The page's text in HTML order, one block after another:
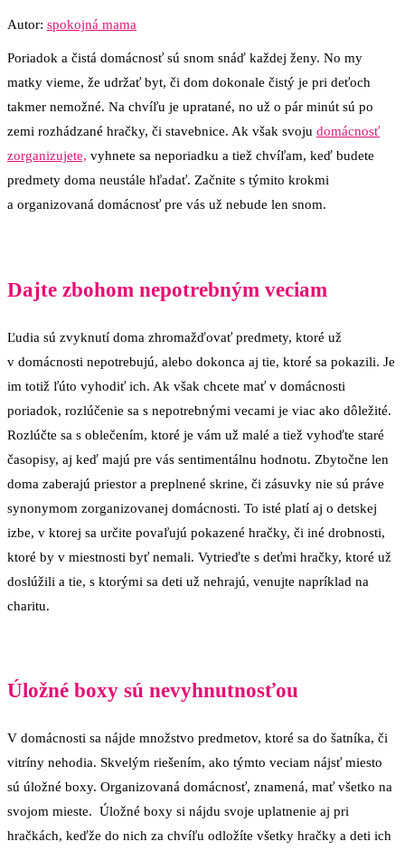
Autor: spokojná mama
Poriadok a čistá domácnosť sú snom snáď každej ženy. No my
matky vieme, že udržať byt, či dom dokonale čistý je pri deťoch
takmer nemožné. Na chvíľu je upratané, no už o pár minút sú po
zemi rozhádzané hračky, či stavebnice. Ak však svoju domácnosť
zorganizujete, vyhnete sa neporiadku a tiež chvíľam, keď budete
predmety doma neustále hľadať. Začnite s týmito krokmi
a organizovaná domácnosť pre vás už nebude len snom.
Dajte zbohom nepotrebným veciam
Ľudia sú zvyknutí doma zhromažďovať predmety, ktoré už
v domácnosti nepotrebujú, alebo dokonca aj tie, ktoré sa pokazili. Je
im totiž ľúto vyhodiť ich. Ak však chcete mať v domácnosti
poriadok, rozlúčenie sa s nepotrebnými vecami je viac ako dôležité.
Rozlúčte sa s oblečením, ktoré je vám už malé a tiež vyhoďte staré
časopisy, aj keď majú pre vás sentimentálnu hodnotu. Zbytočne len
doma zaberajú priestor a preplnené skrine, či zásuvky nie sú práve
synonymom zorganizovanej domácnosti. To isté platí aj o detskej
izbe, v ktorej sa určite povaľujú pokazené hračky, či iné drobnosti,
ktoré by v miestnosti byť nemali. Vytrieďte s deťmi hračky, ktoré už
doslúžili a tie, s ktorými sa deti už nehrajú, venujte napríklad na
charitu.
Úložné boxy sú nevyhnutnosťou
V domácnosti sa nájde množstvo predmetov, ktoré sa do šatníka, či
vitríny nehodia. Skvelým riešením, ako týmto veciam nájsť miesto
sú úložné boxy. Organizovaná domácnosť, znamená, mať všetko na
svojom mieste. Úložné boxy si nájdu svoje uplatnenie aj pri
hračkách, keďže do nich za chvíľu odložíte všetky hračky a deti ich